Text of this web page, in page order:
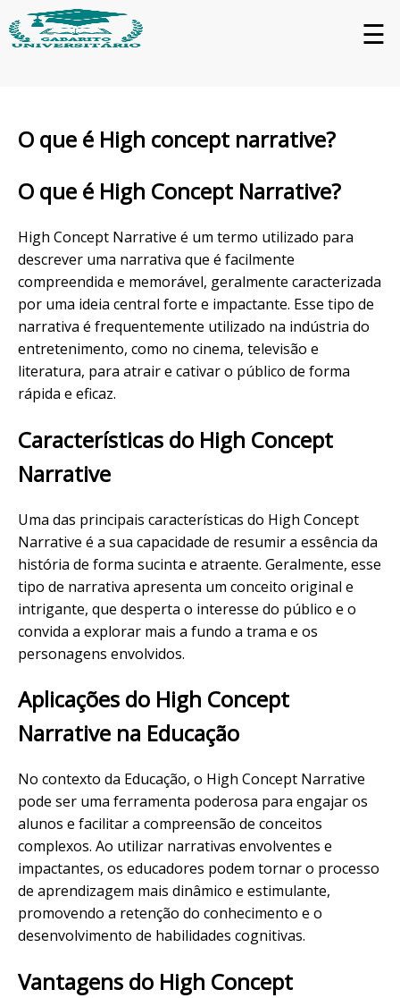
☰
O que é High concept narrative?
O que é High Concept Narrative?
High Concept Narrative é um termo utilizado para
descrever uma narrativa que é facilmente
compreendida e memorável, geralmente caracterizada
por uma ideia central forte e impactante. Esse tipo de
narrativa é frequentemente utilizado na indústria do
entretenimento, como no cinema, televisão e
literatura, para atrair e cativar o público de forma
rápida e eficaz.
Características do High Concept
Narrative
Uma das principais características do High Concept
Narrative é a sua capacidade de resumir a essência da
história de forma sucinta e atraente. Geralmente, esse
tipo de narrativa apresenta um conceito original e
intrigante, que desperta o interesse do público e o
convida a explorar mais a fundo a trama e os
personagens envolvidos.
Aplicações do High Concept
Narrative na Educação
No contexto da Educação, o High Concept Narrative
pode ser uma ferramenta poderosa para engajar os
alunos e facilitar a compreensão de conceitos
complexos. Ao utilizar narrativas envolventes e
impactantes, os educadores podem tornar o processo
de aprendizagem mais dinâmico e estimulante,
promovendo a retenção do conhecimento e o
desenvolvimento de habilidades cognitivas.
Vantagens do High Concept